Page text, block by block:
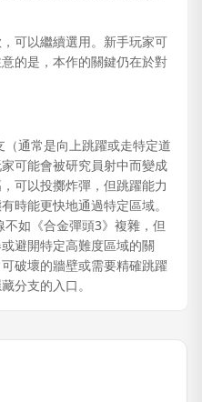
可以繼續選用。新手玩家可
的是，本作的關鍵仍在於對
通常是向上跳躍或走特定道
可能會被研究員射中而變成
可以投擲炸彈，但跳躍能力
時能更快地通過特定區域。
如《合金彈頭3》複雜，但
避開特定高難度區域的關
破壞的牆壁或需要精確跳躍
分支的入口。